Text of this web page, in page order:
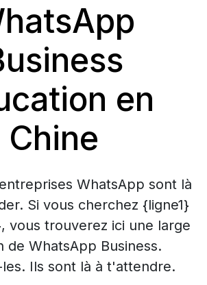
en
Chine
WhatsApp sont là
Si vous cherchez {ligne1}
vous trouverez ici une large
de WhatsApp Business.
Ils sont là à t'attendre.